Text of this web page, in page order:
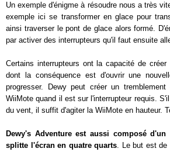
Un exemple d'énigme à résoudre nous a très
exemple ici se transformer en glace pour
ainsi traverser le pont de glace alors formé.
par activer des interrupteurs qu'il faut ensuite
Certains interrupteurs ont la capacité de créer
dont la conséquence est d'ouvrir une
progresser. Dewy peut créer un
WiiMote quand il est sur l'interrupteur requis.
du vent, il suffit d'agiter la WiiMote en hauteur.
Dewy's Adventure est aussi composé
splitte l'écran en quatre quarts. Le but est de